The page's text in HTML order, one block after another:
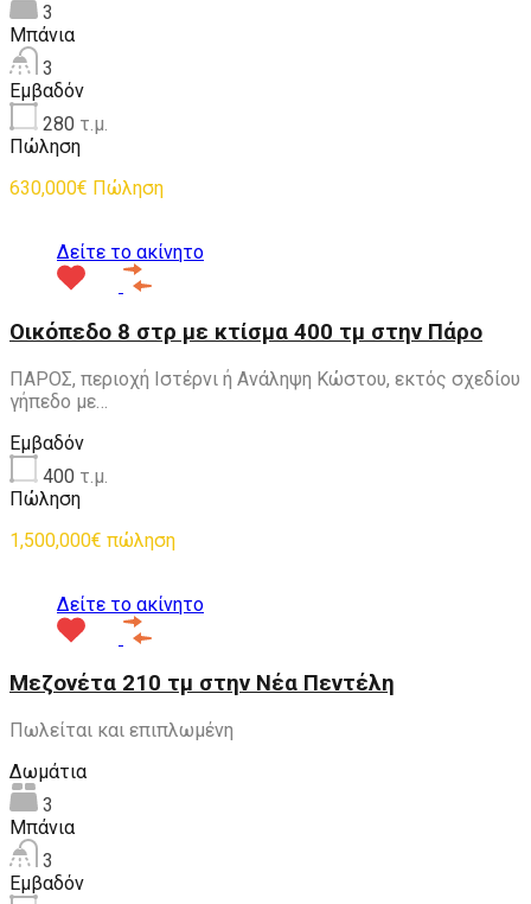
3
Μπάνια
3
Εμβαδόν
280 τ.μ.
Πώληση
630,000€ Πώληση
Δείτε το ακίνητο
Οικόπεδο 8 στρ με κτίσμα 400 τμ στην Πάρο
ΠΑΡΟΣ, περιοχή Ιστέρνι ή Ανάληψη Κώστου, εκτός σχεδίου
γήπεδο με…
Εμβαδόν
400 τ.μ.
Πώληση
1,500,000€ πώληση
Δείτε το ακίνητο
Μεζονέτα 210 τμ στην Νέα Πεντέλη
Πωλείται και επιπλωμένη
Δωμάτια
3
Μπάνια
3
Εμβαδόν